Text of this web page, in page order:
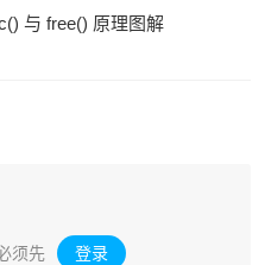
与 free() 原理图解
须先 登录 。